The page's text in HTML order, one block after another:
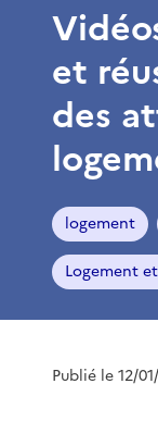
et
des
logement
Logement
Publié le 12/